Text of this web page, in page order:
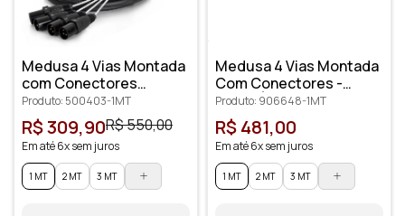
Medusa 4 Vias Montada
com Conectores
Profissionais
Produto: 500403-1MT
R$ 309,90R$ 550,00
Em até 6x sem juros
1 MT 2 MT 3 MT
Medusa 4 Vias Montada
Com Conectores -
Santo Ângelo
Produto: 906648-1MT
R$ 481,00
Em até 6x sem juros
1 MT 2 MT 3 MT